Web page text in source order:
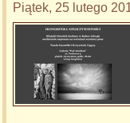
Piątek, 25 lutego